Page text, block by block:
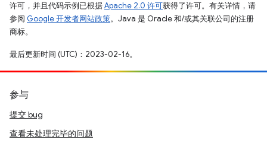
许可，并且代码示例已根据Apache 2.0 许可获得了许可。有关详情，请
参阅 Google 开发者网站政策。Java 是 Oracle 和/或其关联公司的注册
商标。
最后更新时间 (UTC)：2023-02-16。
参与
提交 bug
查看未处理完毕的问题